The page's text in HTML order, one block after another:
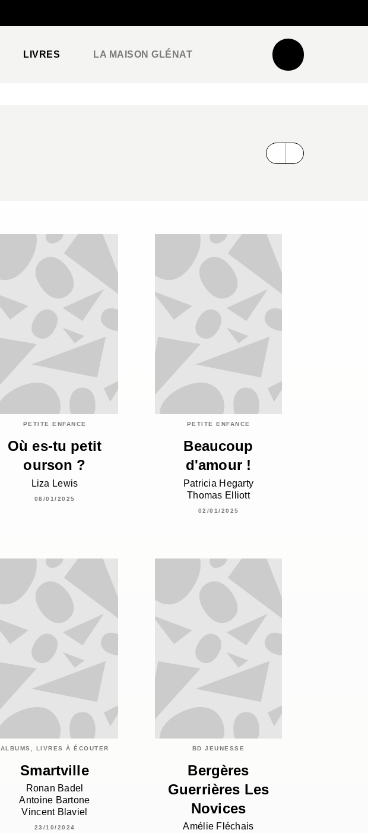
LIVRES LA MAISON GLÉNAT
PETITE ENFANCE
Où es-tu petit
ourson ?
Liza Lewis
08/01/2025
PETITE ENFANCE
Beaucoup
d'amour !
Patricia Hegarty
Thomas Elliott
02/01/2025
ALBUMS, LIVRES À ÉCOUTER
Smartville
Ronan Badel
Antoine Bartone
Vincent Blaviel
23/10/2024
BD JEUNESSE
Bergères
Guerrières Les
Novices
Amélie Fléchais